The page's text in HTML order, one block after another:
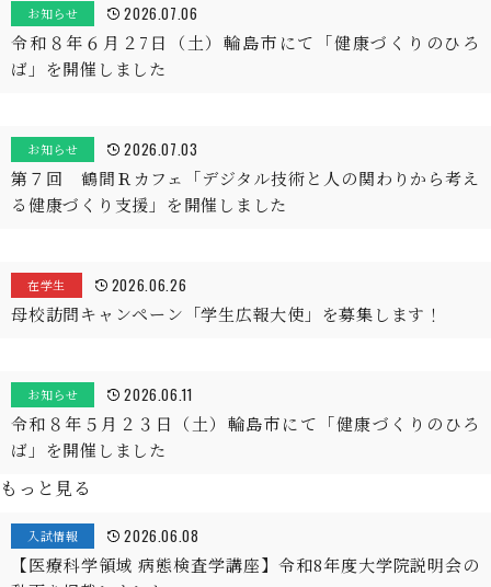
お知らせ 2026.07.06
令和８年６月２7日（土）輪島市にて「健康づくりのひろ
ば」を開催しました
お知らせ 2026.07.03
第７回 鶴間Ｒカフェ「デジタル技術と人の関わりから考え
る健康づくり支援」を開催しました
在学生 2026.06.26
母校訪問キャンペーン「学生広報大使」を募集します！
お知らせ 2026.06.11
令和８年５月２３日（土）輪島市にて「健康づくりのひろ
ば」を開催しました
もっと見る
入試情報 2026.06.08
【医療科学領域 病態検査学講座】令和8年度大学院説明会の